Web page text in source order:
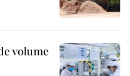
volume